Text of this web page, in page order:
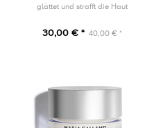
glättet und strafft die Haut
30,00 € * 40,00 € *